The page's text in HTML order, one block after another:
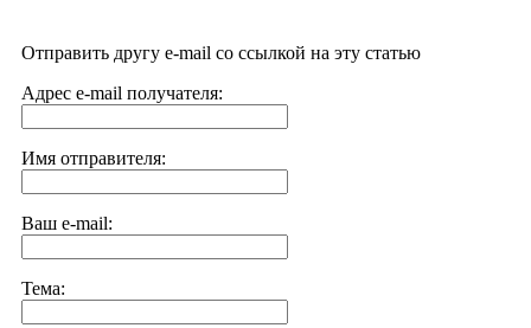
Отправить другу e-mail со ссылкой на эту статью
Адрес e-mail получателя:
Имя отправителя:
Ваш e-mail:
Тема: